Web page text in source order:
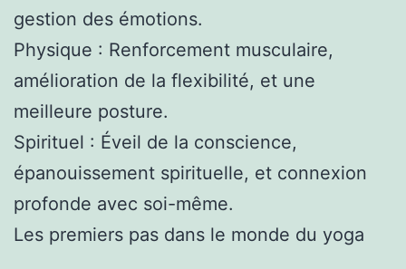
gestion des émotions.
Physique : Renforcement musculaire,
amélioration de la flexibilité, et une
meilleure posture.
Spirituel : Éveil de la conscience,
épanouissement spirituelle, et connexion
profonde avec soi-même.
Les premiers pas dans le monde du yoga